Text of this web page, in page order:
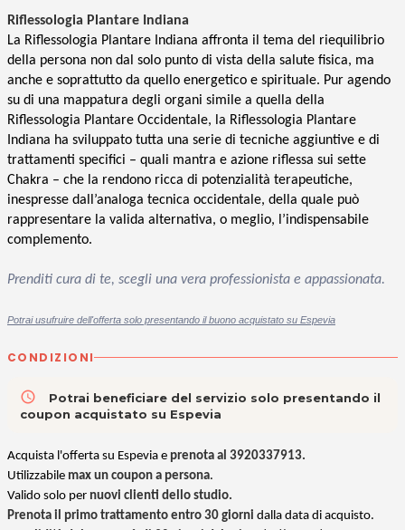
Riflessologia Plantare Indiana
La Riflessologia Plantare Indiana affronta il tema del riequilibrio
della persona non dal solo punto di vista della salute fisica, ma
anche e soprattutto da quello energetico e spirituale. Pur agendo
su di una mappatura degli organi simile a quella della
Riflessologia Plantare Occidentale, la Riflessologia Plantare
Indiana ha sviluppato tutta una serie di tecniche aggiuntive e di
trattamenti specifici – quali mantra e azione riflessa sui sette
Chakra – che la rendono ricca di potenzialità terapeutiche,
inespresse dall’analoga tecnica occidentale, della quale può
rappresentare la valida alternativa, o meglio, l’indispensabile
complemento.
Prenditi cura di te, scegli una vera professionista e appassionata.
Potrai usufruire dell'offerta solo presentando il buono acquistato su Espevia
CONDIZIONI
access_time
Potrai beneficiare del servizio solo presentando il
coupon acquistato su Espevia
Acquista l'offerta su Espevia e prenota al 3920337913.
Utilizzabile max un coupon a persona.
Valido solo per nuovi clienti dello studio.
Prenota il primo trattamento entro 30 giorni dalla data di acquisto.